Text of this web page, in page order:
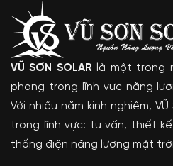
VŨ SƠN SOLAR là một trong
phong trong lĩnh vực năng
Với nhiều năm kinh nghiệm,
trong lĩnh vực: tư vấn, thiết
thống điện năng lượng mặt